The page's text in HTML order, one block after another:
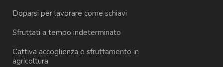
Doparsi per lavorare come schiavi
Sfruttati a tempo indeterminato
Cattiva accoglienza e sfruttamento in
agricoltura